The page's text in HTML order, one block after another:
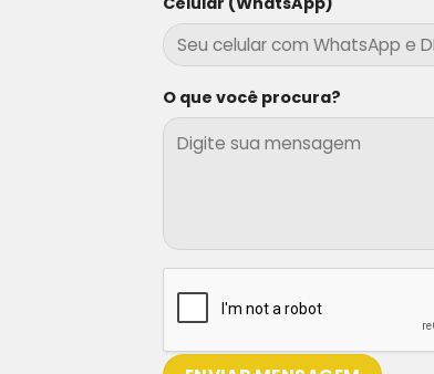
O que você procura?